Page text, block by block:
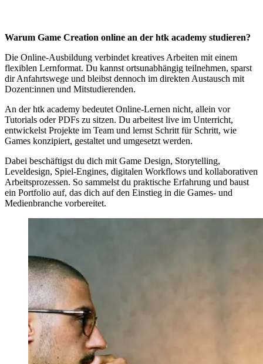
Warum Game Creation online an der htk academy studieren?
Die Online-Ausbildung verbindet kreatives Arbeiten mit einem
flexiblen Lernformat. Du kannst ortsunabhängig teilnehmen, sparst
dir Anfahrtswege und bleibst dennoch im direkten Austausch mit
Dozent:innen und Mitstudierenden.
An der htk academy bedeutet Online-Lernen nicht, allein vor
Tutorials oder PDFs zu sitzen. Du arbeitest live im Unterricht,
entwickelst Projekte im Team und lernst Schritt für Schritt, wie
Games konzipiert, gestaltet und umgesetzt werden.
Dabei beschäftigst du dich mit Game Design, Storytelling,
Leveldesign, Spiel-Engines, digitalen Workflows und kollaborativen
Arbeitsprozessen. So sammelst du praktische Erfahrung und baust
ein Portfolio auf, das dich auf den Einstieg in die Games- und
Medienbranche vorbereitet.